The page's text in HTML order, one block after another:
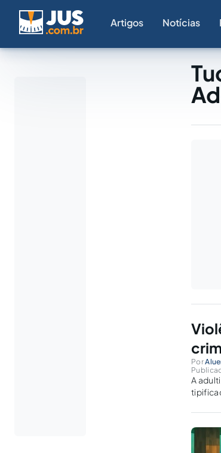
Artigos Notícias
Por
A